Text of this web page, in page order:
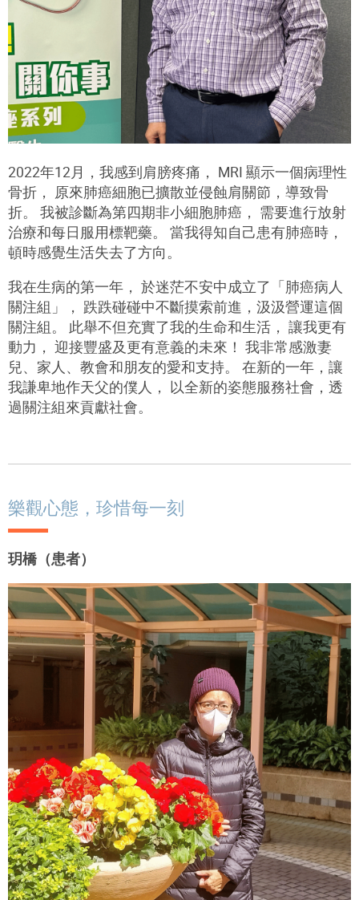
2022年12月，我感到肩膀疼痛， MRI 顯示一個病理性
骨折， 原來肺癌細胞已擴散並侵蝕肩關節，導致骨
折。 我被診斷為第四期非小細胞肺癌， 需要進行放射
治療和每日服用標靶藥。 當我得知自己患有肺癌時，
頓時感覺生活失去了方向。
我在生病的第一年， 於迷茫不安中成立了「肺癌病人
關注組」， 跌跌碰碰中不斷摸索前進，汲汲營運這個
關注組。 此舉不但充實了我的生命和生活， 讓我更有
動力， 迎接豐盛及更有意義的未來！ 我非常感激妻
兒、家人、教會和朋友的愛和支持。 在新的一年，讓
我謙卑地作天父的僕人， 以全新的姿態服務社會，透
過關注組來貢獻社會。
樂觀心態，珍惜每一刻
玥橋（患者）